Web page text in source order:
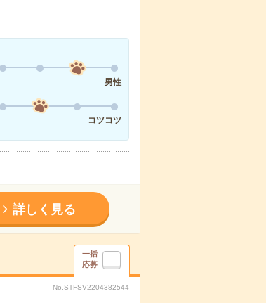
男性
コツコツ
詳しく見る
一括
応募
No.STFSV2204382544